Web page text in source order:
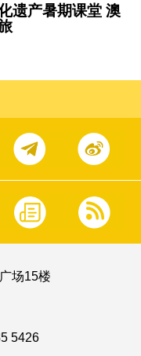
遗产暑期课堂 澳
场15楼
5426